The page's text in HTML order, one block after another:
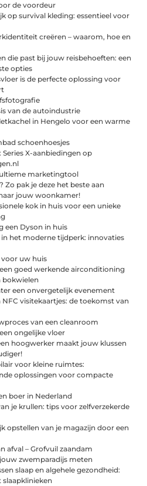
de voordeur
op survival kleding: essentieel voor
creëren – waarom, hoe en
die past bij jouw reisbehoeften: een
opties
is de perfecte oplossing voor
van de autoindustrie
in Hengelo voor een warme
schoenhoesjes
Series X-aanbiedingen op
marketingtool
Zo pak je deze het beste aan
jouw woonkamer!
kok in huis voor een unieke
een Dyson in huis
het moderne tijdperk: innovaties
uw huis
goed werkende airconditioning
bokwielen
een onvergetelijk evenement
visitekaartjes: de toekomst van
van een cleanroom
ongelijke vloer
hoogwerker maakt jouw klussen
voor kleine ruimtes:
oplossingen voor compacte
boer in Nederland
je krullen: tips voor zelfverzekerde
opstellen van je magazijn door een
afval – Grofvuil zaandam
zwemparadijs meten
slaap en algehele gezondheid: